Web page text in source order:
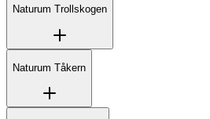
Naturum Trollskogen
Naturum Tåkern